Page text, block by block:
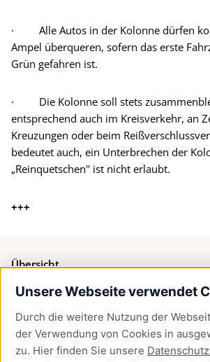
Unsere Webseite verwendet
Durch die weitere Nutzung der
der Verwendung von Cookies in
zu. Hier finden Sie unsere
· Alle Autos in der Kolonne dürfen
Ampel überqueren, sofern das erste
Grün gefahren ist.
· Die Kolonne soll stets
entsprechend auch im Kreisverkehr, an
Kreuzungen oder beim
bedeutet auch, ein Unterbrechen der
„Reinquetschen" ist nicht erlaubt.
+++
Übersicht
Bürgerservice
Presse
Newsletter Lübeck:kompakt